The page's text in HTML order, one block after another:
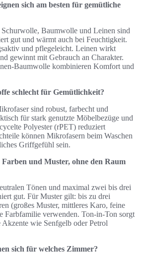
sich am besten für gemütliche
Baumwolle und Leinen sind
gut und wärmt auch bei Feuchtigkeit.
und pflegeleicht. Leinen wirkt
gewinnt mit Gebrauch an Charakter.
kombinieren Komfort und
schlecht für Gemütlichkeit?
sind robust, farbecht und
für stark genutzte Möbelbezüge und
Polyester (rPET) reduziert
können Mikrofasern beim Waschen
Griffgefühl sein.
und Muster, ohne den Raum
Tönen und maximal zwei bis drei
gut. Für Muster gilt: bis zu drei
(großes Muster, mittleres Karo, feine
Farbfamilie verwenden. Ton‑in‑Ton sorgt
wie Senfgelb oder Petrol
sich für welches Zimmer?